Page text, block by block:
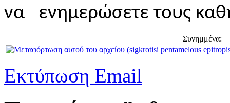
να ενημερώσετε τους
Συνημμένα:
Εκτύπωση Email